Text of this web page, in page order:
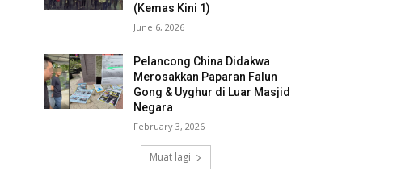
(Kemas Kini 1)
June 6, 2026
Pelancong China Didakwa
Merosakkan Paparan Falun
Gong & Uyghur di Luar Masjid
Negara
February 3, 2026
Muat lagi